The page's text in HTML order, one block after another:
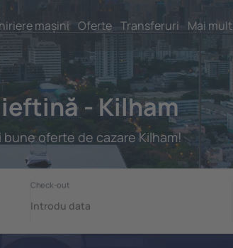
mașini Oferte Transferuri Mai mult
- Kilham
bune oferte de cazare Kilham!